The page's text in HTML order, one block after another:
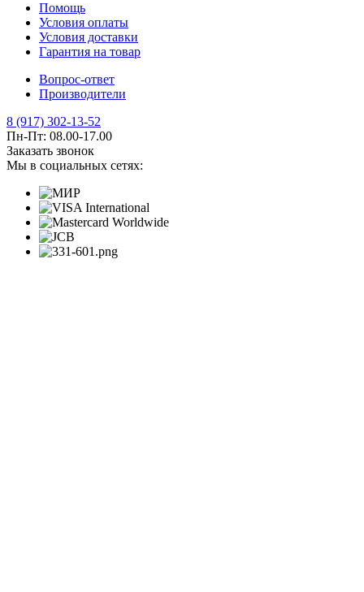
Помощь
Условия оплаты
Условия доставки
Гарантия на товар
Вопрос-ответ
Производители
8 (917) 302-13-52
Пн-Пт: 08.00-17.00
Заказать звонок
Мы в социальных сетях: